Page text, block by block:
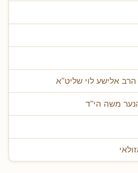
אלישע לוי שליט"א
משה הי"ד